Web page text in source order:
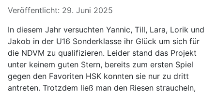
Details
Veröffentlicht: 29. Juni 2025
In diesem Jahr versuchten Yannic, Till, Lara, Lorik und
Jakob in der U16 Sonderklasse ihr Glück um sich für
die NDVM zu qualifizieren. Leider stand das Projekt
unter keinem guten Stern, bereits zum ersten Spiel
gegen den Favoriten HSK konnten sie nur zu dritt
antreten. Trotzdem ließ man den Riesen straucheln,